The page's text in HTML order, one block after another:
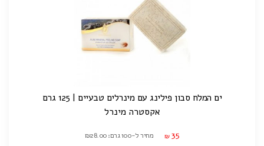
ים המלח סבון פילינג עם מינרלים טבעיים | 125 גרם
אקסטרה מינרל
₪ 35 מחיר ל-100 גרם: ₪28.00